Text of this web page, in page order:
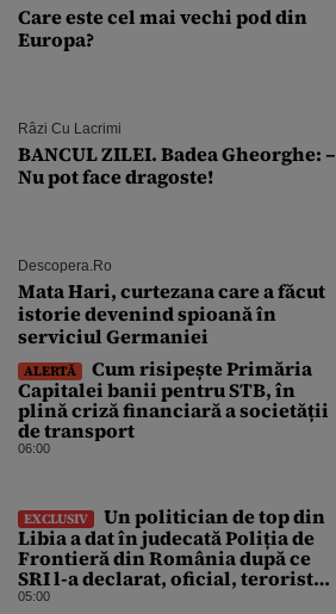
Care este cel mai vechi pod din
Europa?
Râzi Cu Lacrimi
BANCUL ZILEI. Badea Gheorghe: –
Nu pot face dragoste!
Descopera.ro
Mata Hari, curtezana care a făcut
istorie devenind spioană în
serviciul Germaniei
ALERTĂ
Cum risipește Primăria
Capitalei banii pentru STB, în
plină criză financiară a societății
de transport
06:00
EXCLUSIV
Un politician de top din
Libia a dat în judecată Poliția de
Frontieră din România după ce
SRI l-a declarat, oficial, terorist
ISIS
05:00